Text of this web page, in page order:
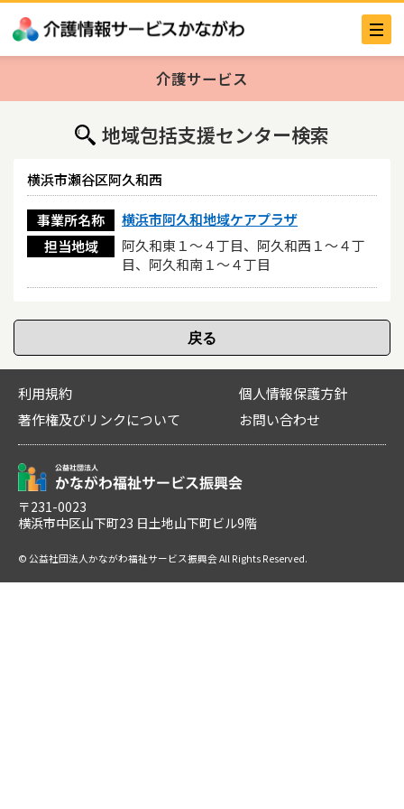
介護サービス
地域包括支援センター検索
横浜市瀬谷区阿久和西
事業所名称
横浜市阿久和地域ケアプラザ
担当地域
阿久和東１〜４丁目、阿久和西１〜４丁
目、阿久和南１〜４丁目
利用規約
個人情報保護方針
著作権及びリンクについて
お問い合わせ
〒231-0023
横浜市中区山下町23 日土地山下町ビル9階
© 公益社団法人かながわ福祉サービス振興会 All Rights Reserved.